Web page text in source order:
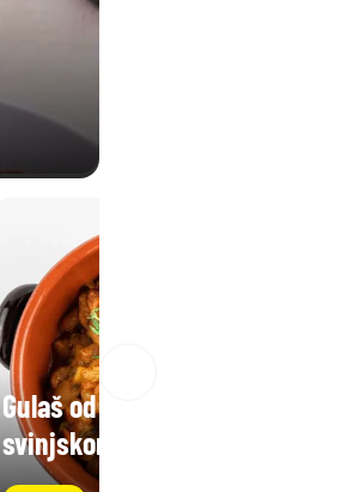
Gulaš od bijelog graha sa
svinjskom koljenicom